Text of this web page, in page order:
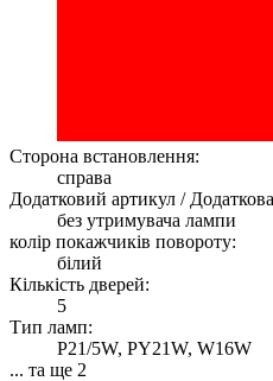
Сторона встановлення:
справа
Додатковий артикул /
без утримувача лампи
колір покажчиків повороту:
білий
Кількість дверей:
5
Тип ламп:
P21/5W, PY21W, W16W
... та ще 2